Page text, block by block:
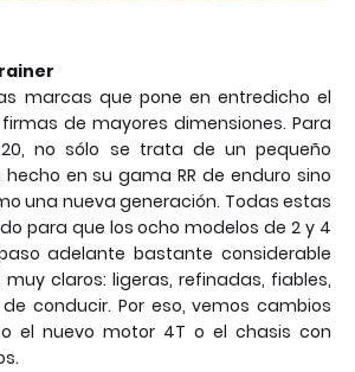
marcas que pone en entredicho el
de mayores dimensiones. Para
no sólo se trata de un pequeño
en su gama RR de enduro sino
una nueva generación. Todas estas
para que los ocho modelos de 2 y 4
adelante bastante considerable
claros: ligeras, refinadas, fiables,
conducir. Por eso, vemos cambios
el nuevo motor 4T o el chasis con